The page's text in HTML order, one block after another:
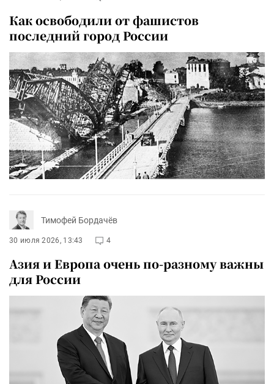
Как освободили от фашистов
последний город России
Тимофей Бордачёв
30 июля 2026, 13:43 4
Азия и Европа очень по-разному важны
для России